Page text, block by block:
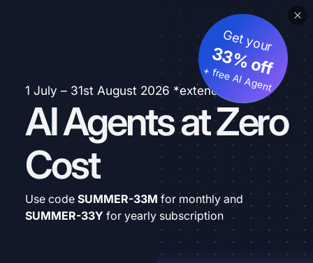
1 July – 31st August 2026 *extended
AI Agents at Zero
Cost
Get your
33% off
+ free AI Agent
Use code SUMMER-33M for monthly and
SUMMER-33Y for yearly subscription